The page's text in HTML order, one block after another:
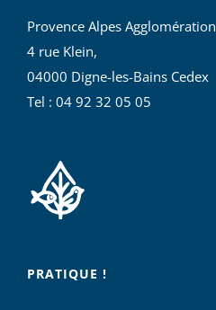
Provence Alpes Agglomération
4 rue Klein,
04000 Digne-les-Bains Cedex
Tel : 04 92 32 05 05
PRATIQUE !